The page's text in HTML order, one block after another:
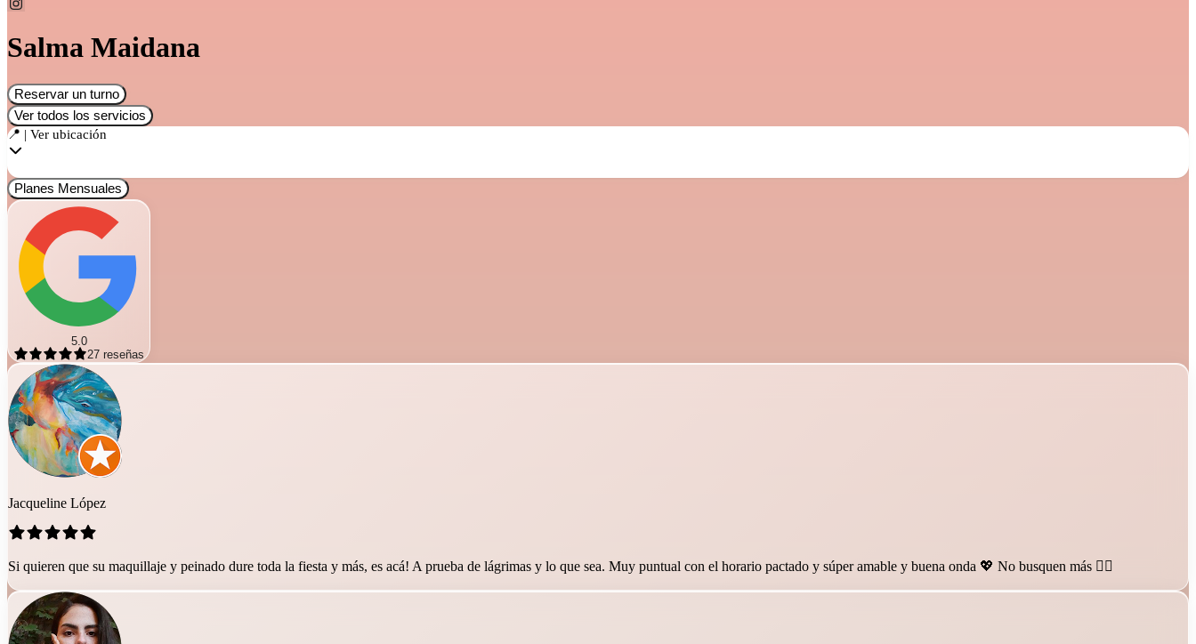
Salma Maidana
Reservar un turno
Ver todos los servicios
📍 | Ver ubicación
Planes Mensuales
5.0
27 reseñas
Jacqueline López
Si quieren que su maquillaje y peinado dure toda la fiesta y más, es acá! A prueba de lágrimas y lo que sea. Muy puntual con el horario pactado y súper amable y buena onda 💖 No busquen más 👰‍♀️